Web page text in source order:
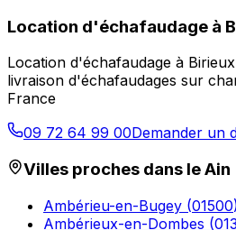
Location d'échafaudage à
Location d'échafaudage à Birieux
livraison d'échafaudages sur
France
09 72 64 99 00Demander un
Villes proches dans leAin
Ambérieu-en-Bugey (01500
Ambérieux-en-Dombes (